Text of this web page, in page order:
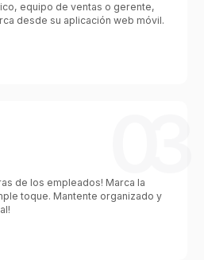
equipo de ventas o gerente,
desde su aplicación web móvil.
de los empleados! Marca la
toque. Mantente organizado y